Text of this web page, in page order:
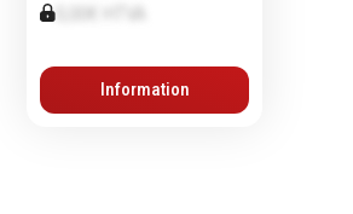
0,00€ HTVA
Information